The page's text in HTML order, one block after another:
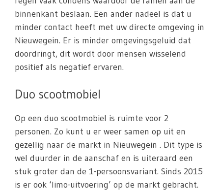
binnenkant beslaan. Een ander nadeel is dat u
minder contact heeft met uw directe omgeving in
Nieuwegein. Er is minder omgevingsgeluid dat
doordringt, dit wordt door mensen wisselend
positief als negatief ervaren.
Duo scootmobiel
Op een duo scootmobiel is ruimte voor 2
personen. Zo kunt u er weer samen op uit en
gezellig naar de markt in Nieuwegein . Dit type is
wel duurder in de aanschaf en is uiteraard een
stuk groter dan de 1-persoonsvariant. Sinds 2015
is er ook ‘limo-uitvoering’ op de markt gebracht.